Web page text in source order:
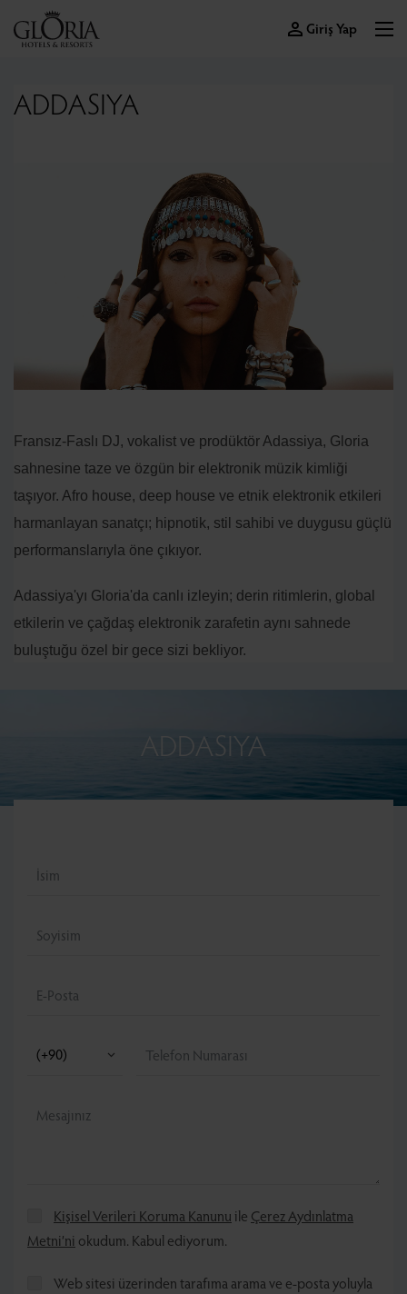
Giriş Yap
ADDASIYA
Fransız-Faslı DJ, vokalist ve prodüktör Adassiya, Gloria
sahnesine taze ve özgün bir elektronik müzik kimliği
taşıyor. Afro house, deep house ve etnik elektronik etkileri
harmanlayan sanatçı; hipnotik, stil sahibi ve duygusu güçlü
performanslarıyla öne çıkıyor.
Adassiya'yı Gloria'da canlı izleyin; derin ritimlerin, global
etkilerin ve çağdaş elektronik zarafetin aynı sahnede
buluştuğu özel bir gece sizi bekliyor.
ADDASIYA
Kişisel Verileri Koruma Kanunu ile Çerez Aydınlatma
Metni’ni okudum. Kabul ediyorum.
Web sitesi üzerinden tarafıma arama ve e-posta yoluyla